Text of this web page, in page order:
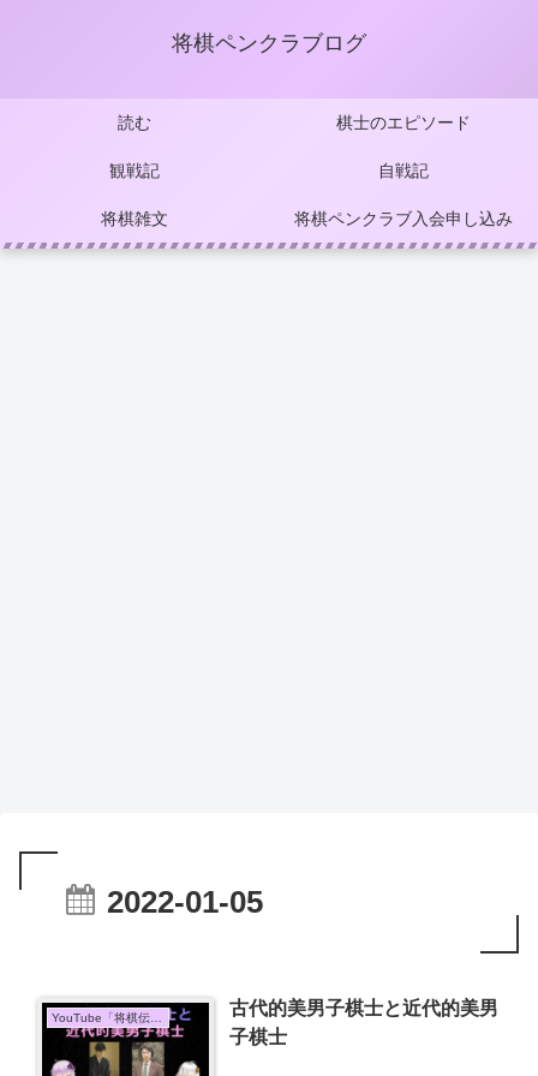
将棋ペンクラブログ
読む 棋士のエピソード
観戦記 自戦記
将棋雑文 将棋ペンクラブ入会申し込み
2022-01-05
YouTube「将棋伝説」
古代的美男子棋士と近代的美男
子棋士